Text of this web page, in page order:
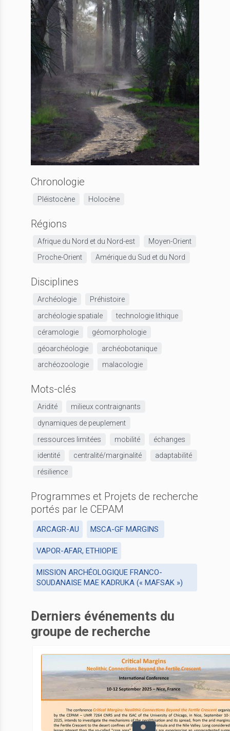
Chronologie
Pléistocène Holocène
Régions
Afrique du Nord et du Nord-est
Moyen-Orient
Proche-Orient
Amérique du Sud et du Nord
Disciplines
Archéologie
Préhistoire
archéologie spatiale
technologie lithique
céramologie
géomorphologie
géoarchéologie
archéobotanique
archéozoologie
malacologie
Mots-clés
Aridité
milieux contraignants
dynamiques de peuplement
ressources limitées
mobilité
échanges
identité
centralité/marginalité
adaptabilité
résilience
Programmes et Projets de recherche
portés par le CEPAM
ARCAGR-AU MSCA-GF MARGINS
VAPOR-AFAR, ETHIOPIE
MISSION ARCHÉOLOGIQUE FRANCO-
SOUDANAISE MAE KADRUKA (« MAFSAK »)
Derniers événements du
groupe de recherche